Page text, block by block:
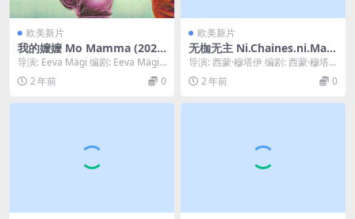
欧美新片
我的嬤嬤 Mo Mamma (202
3)
导演: Eeva Mägi 编剧: Eeva Mägi
主演: Helena L...
2 年前 0
欧美新片
无枷无主 Ni.Chaines.ni.Mait
res.2024
导演: 西蒙·穆塔伊 编剧: 西蒙·穆塔
伊 主演: 卡米尔·科坦 / 伯努瓦·马...
2 年前 0